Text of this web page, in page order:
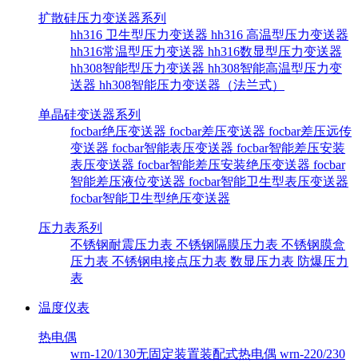
扩散硅压力变送器系列
hh316 卫生型压力变送器 hh316 高温型压力变送器
hh316常温型压力变送器 hh316数显型压力变送器
hh308智能型压力变送器 hh308智能高温型压力变
送器 hh308智能压力变送器（法兰式）
单晶硅变送器系列
focbar绝压变送器 focbar差压变送器 focbar差压远传
变送器 focbar智能表压变送器 focbar智能差压安装
表压变送器 focbar智能差压安装绝压变送器 focbar
智能差压液位变送器 focbar智能卫生型表压变送器
focbar智能卫生型绝压变送器
压力表系列
不锈钢耐震压力表 不锈钢隔膜压力表 不锈钢膜盒
压力表 不锈钢电接点压力表 数显压力表 防爆压力
表
温度仪表
热电偶
wrn-120/130无固定装置装配式热电偶 wrn-220/230